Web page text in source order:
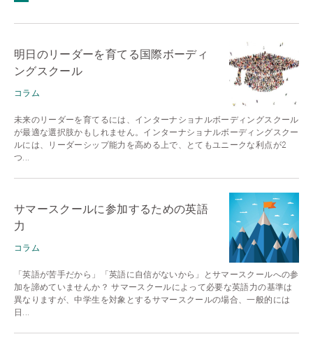
明日のリーダーを育てる国際ボーディ
ングスクール
コラム
未来のリーダーを育てるには、インターナショナルボーディングスクール
が最適な選択肢かもしれません。インターナショナルボーディングスクー
ルには、リーダーシップ能力を高める上で、とてもユニークな利点が2
つ...
サマースクールに参加するための英語
力
コラム
「英語が苦手だから」「英語に自信がないから」とサマースクールへの参
加を諦めていませんか？ サマースクールによって必要な英語力の基準は
異なりますが、中学生を対象とするサマースクールの場合、一般的には
日...